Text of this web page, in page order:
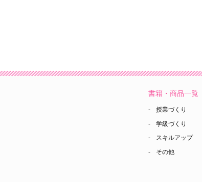
書籍・商品一覧
授業づくり
学級づくり
スキルアップ
その他